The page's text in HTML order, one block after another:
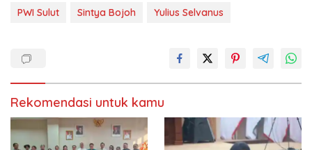
k
a
l
y
a
n
b
d
l
a
y
a
n
g
PWI Sulut Sintya Bojoh Yulius Selvanus
Rekomendasi untuk kamu